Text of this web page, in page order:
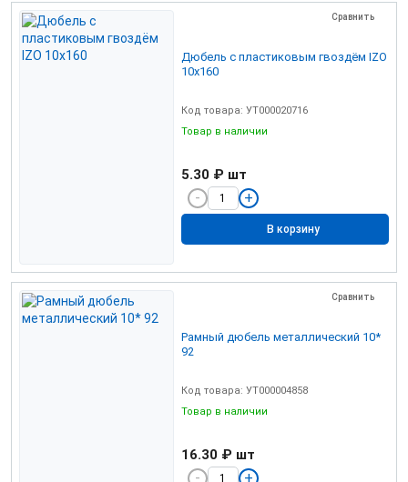
Сравнить
Дюбель с пластиковым гвоздём IZO
10х160
Код товара: УТ000020716
Товар в наличии
5.30 ₽ шт
В корзину
Сравнить
Рамный дюбель металлический 10*
92
Код товара: УТ000004858
Товар в наличии
16.30 ₽ шт